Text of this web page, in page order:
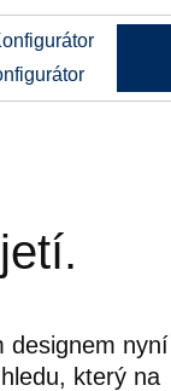
designem nyní
který na